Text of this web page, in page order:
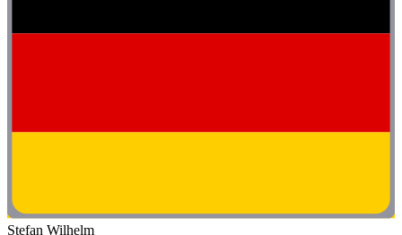
Stefan Wilhelm